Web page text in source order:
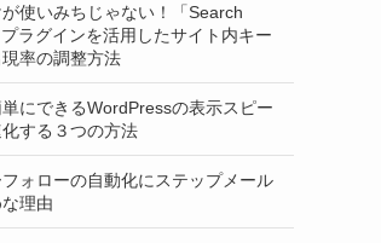
使いみちじゃない！「Search
ラグインを活用したサイト内キー
率の調整方法
にできるWordPressの表示スピー
化する３つの方法
ォローの自動化にステップメール
理由